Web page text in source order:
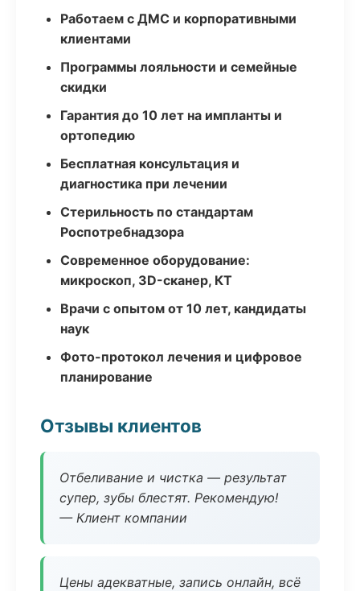
Работаем с ДМС и корпоративными
клиентами
Программы лояльности и семейные
скидки
Гарантия до 10 лет на импланты и
ортопедию
Бесплатная консультация и
диагностика при лечении
Стерильность по стандартам
Роспотребнадзора
Современное оборудование:
микроскоп, 3D-сканер, КТ
Врачи с опытом от 10 лет, кандидаты
наук
Фото-протокол лечения и цифровое
планирование
Отзывы клиентов
Отбеливание и чистка — результат
супер, зубы блестят. Рекомендую!
— Клиент компании
Цены адекватные, запись онлайн, всё